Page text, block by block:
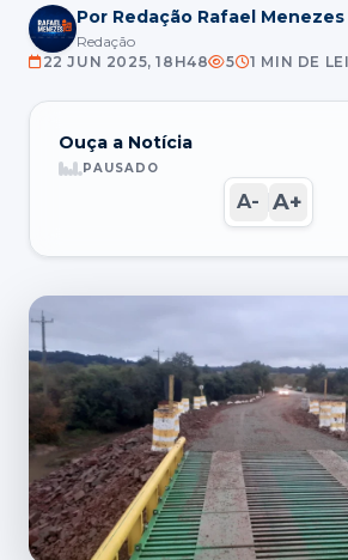
Por Redação Rafael Menezes
Redação
22 JUN 2025, 18H48
5 1 MIN DE
Ouça a Notícia
PAUSADO
A- A+